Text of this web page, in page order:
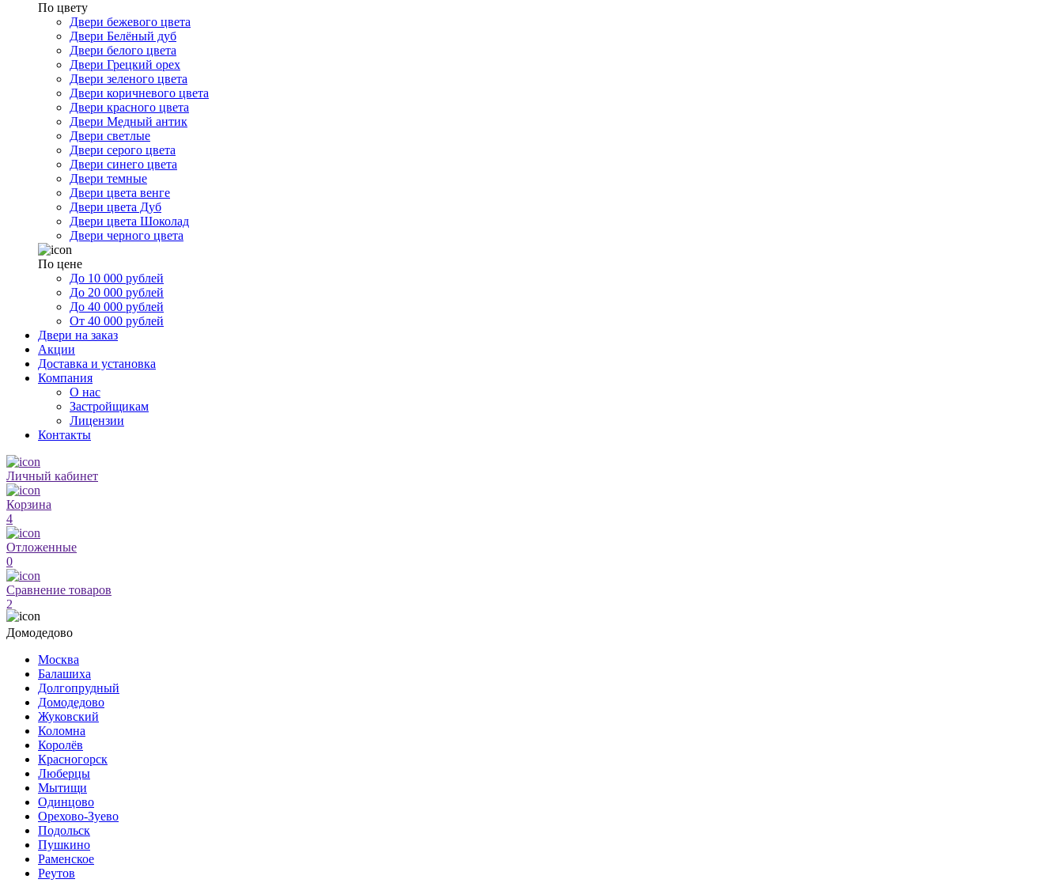
По цвету
Двери бежевого цвета
Двери Белёный дуб
Двери белого цвета
Двери Грецкий орех
Двери зеленого цвета
Двери коричневого цвета
Двери красного цвета
Двери Медный антик
Двери светлые
Двери серого цвета
Двери синего цвета
Двери темные
Двери цвета венге
Двери цвета Дуб
Двери цвета Шоколад
Двери черного цвета
По цене
До 10 000 рублей
До 20 000 рублей
До 40 000 рублей
От 40 000 рублей
Двери на заказ
Акции
Доставка и установка
Компания
О нас
Застройщикам
Лицензии
Контакты
Личный кабинет
Корзина
4
Отложенные
0
Сравнение товаров
2
Домодедово
Москва
Балашиха
Долгопрудный
Домодедово
Жуковский
Коломна
Королёв
Красногорск
Люберцы
Мытищи
Одинцово
Орехово-Зуево
Подольск
Пушкино
Раменское
Реутов